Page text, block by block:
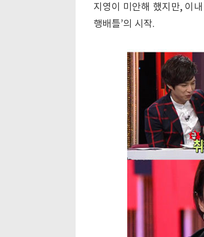
지영이 미안해 했지만, 이
행배틀’의 시작.